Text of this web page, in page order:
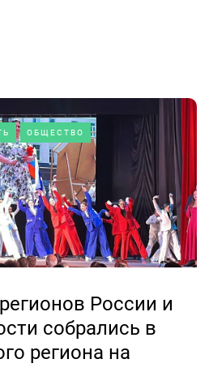
ОБЩЕСТВО
России и
собрались в
региона на